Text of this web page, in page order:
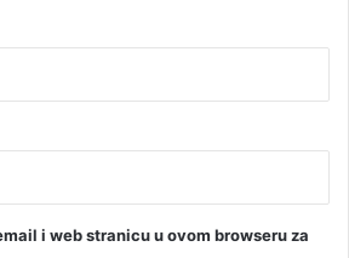
i web stranicu u ovom browseru za